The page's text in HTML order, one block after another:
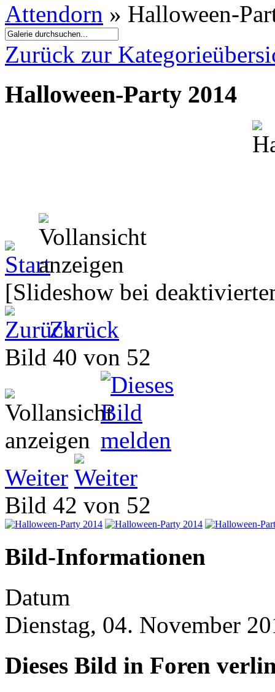
Attendorn » Halloween-
Zurück zur
Halloween-Party 2014
[Slideshow bei
Zurück
Bild 40 von 52
Weiter
Bild 42 von 52
Bild-Informationen
Datum
Dienstag, 04. November
Dieses Bild in Foren